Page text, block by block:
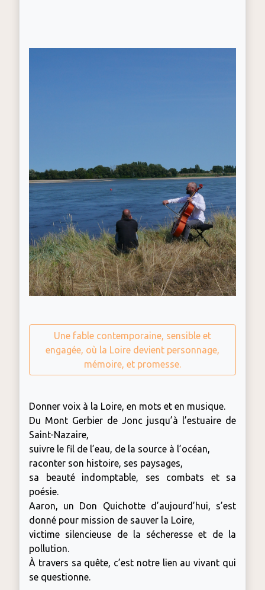
Une fable contemporaine, sensible et
engagée, où la Loire devient personnage,
mémoire, et promesse.
Donner voix à la Loire, en mots et en musique.
Du Mont Gerbier de Jonc jusqu’à l’estuaire de
Saint-Nazaire,
suivre le fil de l’eau, de la source à l’océan,
raconter son histoire, ses paysages,
sa beauté indomptable, ses combats et sa
poésie.
Aaron, un Don Quichotte d’aujourd’hui, s’est
donné pour mission de sauver la Loire,
victime silencieuse de la sécheresse et de la
pollution.
À travers sa quête, c’est notre lien au vivant qui
se questionne.